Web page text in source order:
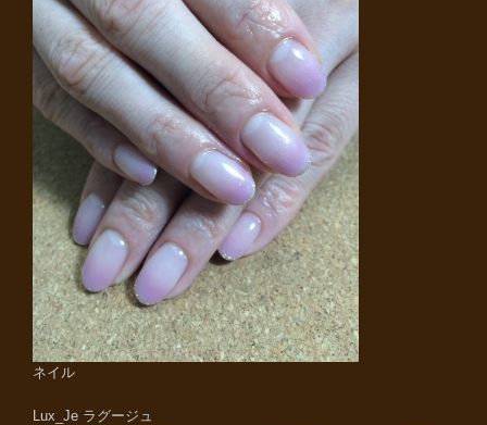
ネイル
Lux_Je ラグージュ